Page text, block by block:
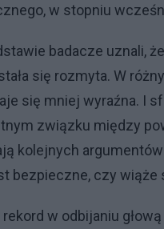
w stopniu
badacze uznali,
stała się rozmyta. W
się mniej wyraźna. I
związku między
kolejnych
bezpieczne, czy
w odbijaniu